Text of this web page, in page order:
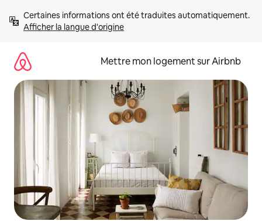
directement
Afficher la langue d'origine
Mettre mon logement sur Airbnb